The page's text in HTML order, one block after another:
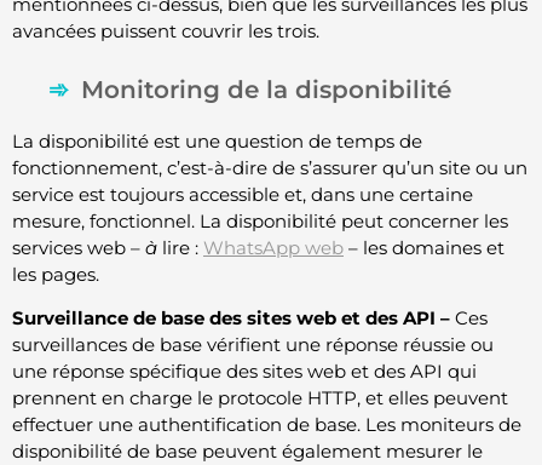
mentionnées ci-dessus, bien que les surveillances les plus
avancées puissent couvrir les trois.
Monitoring de la disponibilité
La disponibilité est une question de temps de
fonctionnement, c’est-à-dire de s’assurer qu’un site ou un
service est toujours accessible et, dans une certaine
mesure, fonctionnel. La disponibilité peut concerner les
services web – à lire : WhatsApp web – les domaines et
les pages.
Surveillance de base des sites web et des API – Ces
surveillances de base vérifient une réponse réussie ou
une réponse spécifique des sites web et des API qui
prennent en charge le protocole HTTP, et elles peuvent
effectuer une authentification de base. Les moniteurs de
disponibilité de base peuvent également mesurer le